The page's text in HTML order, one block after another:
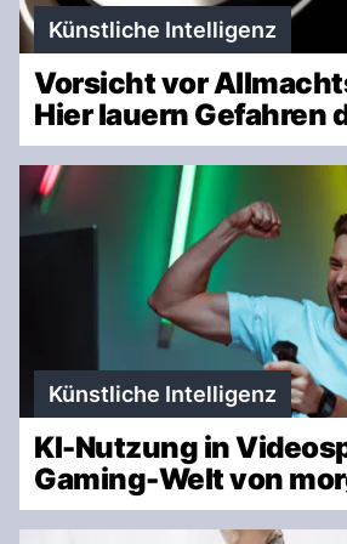
Künstliche Intelligenz
Vorsicht vor
Hier lauern Gefahren
Künstliche Intelligenz
KI-Nutzung in
Gaming-Welt von